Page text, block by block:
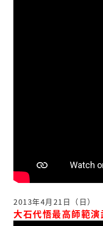
2013年4月21日（日）
大石代悟最高師範演